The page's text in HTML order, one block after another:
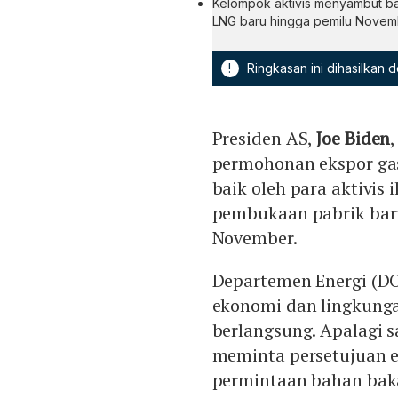
Kelompok aktivis menyambut
LNG baru hingga pemilu
! Ringkasan ini dihasilkan
Presiden AS,Joe Biden
permohonan ekspor
baik oleh para aktivis
pembukaan pabrik
November.
Departemen Energi
ekonomi dan
berlangsung. Apalagi
meminta persetujuan
permintaan bahan